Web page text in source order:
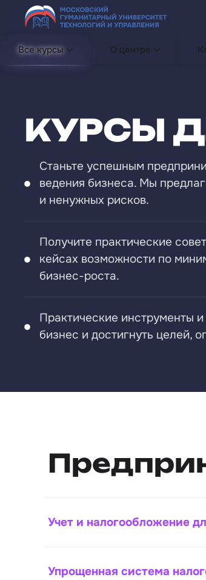
Перейти к содержимому
Все курсы О центре
КУРСЫ
Станьте успешным
ведения бизнеса. Мы
и ненужных рисков.
Получите практические
кейсах возможности по
бизнес-роста.
Практические инструменты
бизнес и достигнуть целей,
Учет и налогообложение
Упрощенная система